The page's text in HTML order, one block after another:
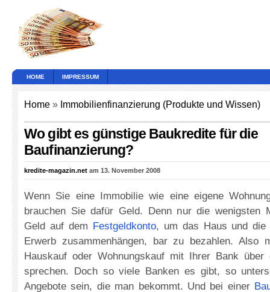
HOME IMPRESSUM
Home » Immobilienfinanzierung (Produkte und Wissen)
Wo gibt es günstige Baukredite für die
Baufinanzierung?
kredite-magazin.net am 13. November 2008
Wenn Sie eine Immobilie wie eine eigene
brauchen Sie dafür Geld. Denn nur die wenigsten
Geld auf dem Festgeldkonto, um das Haus und die
Erwerb zusammenhängen, bar zu bezahlen. Also
Hauskauf oder Wohnungskauf mit Ihrer Bank über
sprechen. Doch so viele Banken es gibt, so
Angebote sein, die man bekommt. Und bei einer